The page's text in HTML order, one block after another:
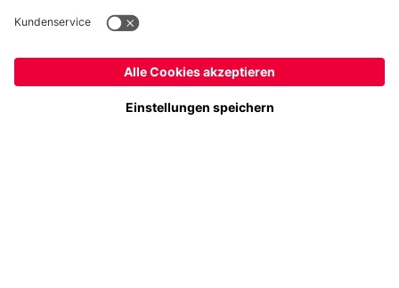
Preise inklusive MwSt. und zzgl. Versandkosten
© FC Bayern München AG
FC Bayern München AG, Säbener Str. 51-57, 81547 München
Ja,Österreich, um dorthin zu liefern!
Weltweit, um dorthin zu liefern!